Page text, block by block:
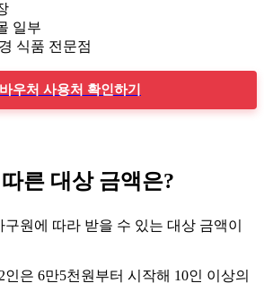
일부
식품 전문점
바우처 사용처 확인하기
른 대상 금액은?
원에 따라 받을 수 있는 대상 금액이
인은 6만5천원부터 시작해 10인 이상의